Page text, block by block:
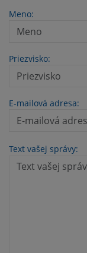
Meno:
Priezvisko:
E-mailová adresa:
Text vašej správy: